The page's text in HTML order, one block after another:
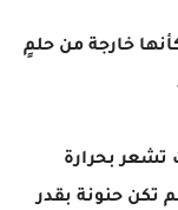
خارجة من حلمٍ
تشعر بحرارة
تكن حنونة بقدر